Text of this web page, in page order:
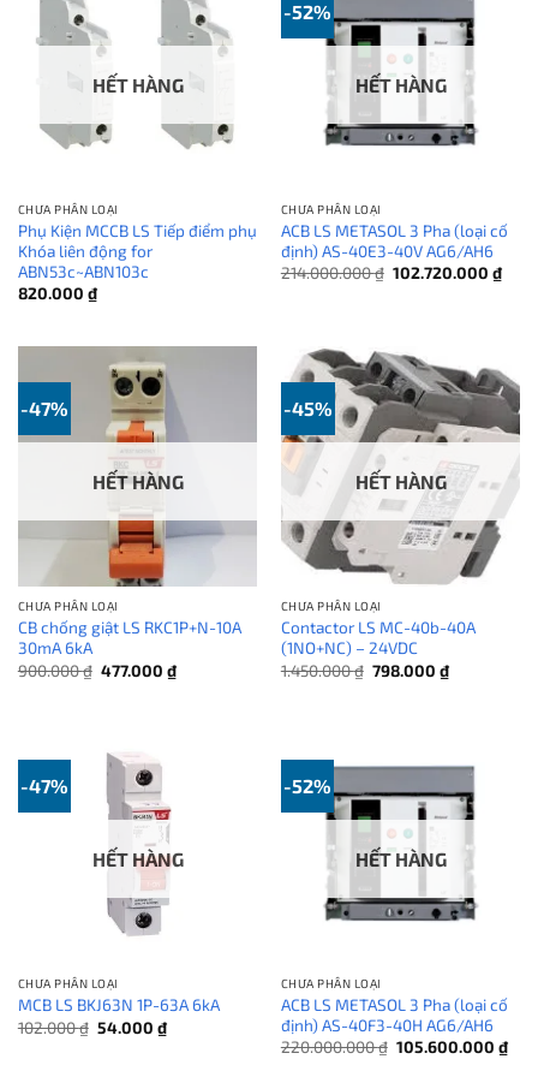
HẾT HÀNG
CHƯA PHÂN LOẠI
Phụ Kiện MCCB LS Tiếp điểm phụ
Khóa liên động for
ABN53c~ABN103c
820.000 ₫
-52%
HẾT HÀNG
CHƯA PHÂN LOẠI
ACB LS METASOL 3 Pha (loại cố
định) AS-40E3-40V AG6/AH6
214.000.000₫ Giá
gốc
102.720.000 ₫Giá
hiện
-47%
HẾT HÀNG
CHƯA PHÂN LOẠI
CB chống giật LS RKC1P+N-10A
30mA 6kA
900.000₫ Giá
477.000 ₫Giá
hiện
-45%
HẾT HÀNG
CHƯA PHÂN LOẠI
Contactor LS MC-40b-40A
(1NO+NC) – 24VDC
1.450.000₫ Giá
gốc
798.000 ₫Giá
hiện
-47%
HẾT HÀNG
CHƯA PHÂN LOẠI
MCB LS BKJ63N 1P-63A 6kA
102.000₫ Giá
gốc
54.000 ₫Giá
hiện
-52%
HẾT HÀNG
CHƯA PHÂN LOẠI
ACB LS METASOL 3 Pha (loại cố
định) AS-40F3-40H AG6/AH6
220.000.000₫ Giá
gốc
105.600.000 ₫Giá
hiện